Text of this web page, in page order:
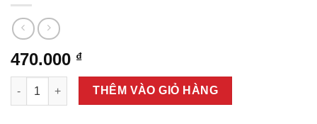
470.000 ₫
Lỗ Trí Thâm Đội Vò số lượng
THÊM VÀO GIỎ HÀNG